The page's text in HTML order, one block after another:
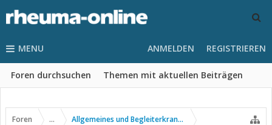
MENU
Foren durchsuchen Themen mit aktuellen Beiträgen
ANMELDEN REGISTRIEREN
Foren ... Allgemeines und Begleiterkrankungen